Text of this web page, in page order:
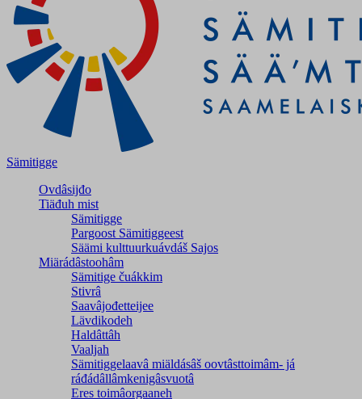
Sämitigge
Ovdâsijđo
Tiäđuh mist
Sämitigge
Pargoost Sämitiggeest
Säämi kulttuurkuávdáš Sajos
Miärádâstoohâm
Sämitige čuákkim
Stivrâ
Saavâjođetteijee
Lävdikodeh
Haldâttâh
Vaaljah
Sämitiggelaavâ miäldásâš oovtâsttoimâm- já
ráđádâllâmkenigâsvuotâ
Eres toimâorgaaneh